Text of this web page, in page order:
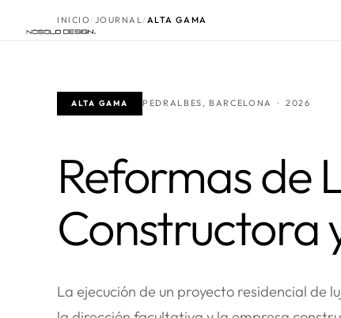
INICIO JOURNAL ALTA GAMA
ALTA GAMA PEDRALBES, BARCELONA · 2026
Reformas de
Constructora
La ejecución de un proyecto residencial de